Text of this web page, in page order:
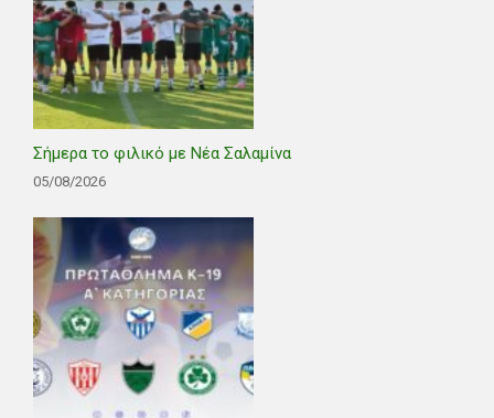
Σήμερα το φιλικό με Νέα Σαλαμίνα
05/08/2026